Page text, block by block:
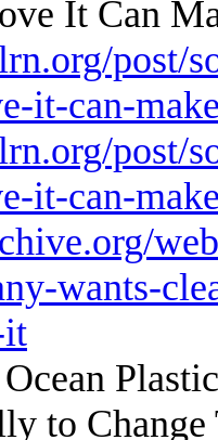
It Can
post/
it-can-
post/
it-can-
wants-
it
to